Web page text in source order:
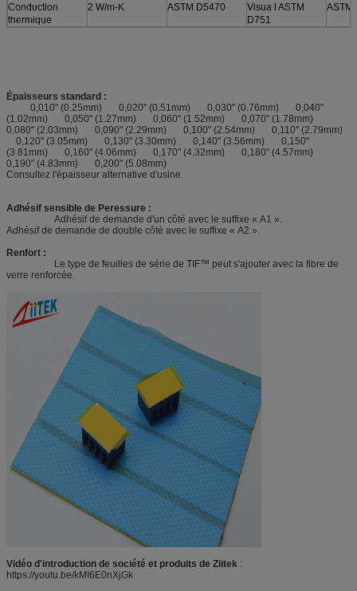
Conduction
thermique
2 W/m-K ASTM D5470
Visua l ASTM
D751
ASTM
Épaisseurs standard :
0,010" (0.25mm) 0,020" (0.51mm) 0,030" (0.76mm) 0,040"
(1.02mm) 0,050" (1.27mm) 0,060" (1.52mm) 0,070" (1.78mm)
0,080" (2.03mm) 0,090" (2.29mm) 0,100" (2.54mm) 0,110" (2.79mm)
0,120" (3.05mm) 0,130" (3.30mm) 0,140" (3.56mm) 0,150"
(3.81mm) 0,160" (4.06mm) 0,170" (4.32mm) 0,180" (4.57mm)
0,190" (4.83mm) 0,200" (5.08mm)
Consultez l'épaisseur alternative d'usine.
Adhésif sensible de Peressure :
Adhésif de demande d'un côté avec le suffixe « A1 ».
Adhésif de demande de double côté avec le suffixe « A2 ».
Renfort :
Le type de feuilles de série de TIF™ peut s'ajouter avec la fibre de
verre renforcée.
Vidéo d'introduction de société et produits de Ziitek :
https://youtu.be/kMI6E0nXjGk